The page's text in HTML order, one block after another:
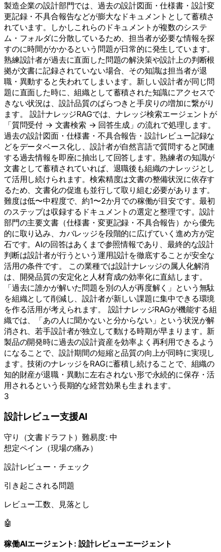
製造企業の設計部門では、過去の設計図面・仕様書・設計変
更記録・不具合報告などが膨大なドキュメントとして蓄積さ
れています。しかしこれらのドキュメントが複数のシステ
ム・フォルダに分散しているため、担当者が必要な情報を探
すのに時間がかかるという問題が日常的に発生しています。
熟練設計者が過去に直面した問題の解決策や設計上の判断根
拠が文書に記録されていない場合、その知識は担当者が退
職・異動すると失われてしまいます。新しい設計者が同じ問
題に直面した時に、組織として蓄積された知識にアクセスで
きない状況は、設計品質のばらつきと手戻りの増加に繋がり
ます。 設計ナレッジRAGでは、ナレッジ検索エージェントが
「質問受付 → 文書検索 → 回答生成」の流れで処理します。
過去の設計図面・仕様書・不具合報告・設計レビュー記録な
どをデータベース化し、設計者が自然言語で質問すると関連
する過去情報を即座に抽出して回答します。熟練者の知識が
文書として蓄積されていれば、退職後も組織のナレッジとし
て活用し続けられます。検索精度は文書の整備状況に依存す
るため、文書化の促進も並行して取り組む必要があります。
難度は低〜中程度で、約1〜2か月での稼働が目安です。最初
のステップは収録するドキュメントの選定と整理です。設計
部門の主要文書（仕様書・変更記録・不具合報告）から優先
的に取り込み、カバレッジを段階的に広げていく進め方が定
石です。AIの回答はあくまで参照情報であり、最終的な設計
判断は設計者が行うという運用設計を徹底することが安全な
活用の条件です。 この業種では設計ナレッジの属人化解消
は、開発品質の安定化と人材育成の効率化に直結します。
「過去に誰かが解いた問題を別の人が再度解く」という無駄
を組織として削減し、設計者が新しい課題に集中できる環境
を作る活用が考えられます。 設計ナレッジRAGが機能する組
織では、「あの人に聞かないと分からない」という状況が解
消され、若手設計者が独立して動ける時期が早まります。新
製品の開発時に過去の設計資産を効率よく再利用できるよう
になることで、設計期間の短縮と品質の向上が同時に実現し
ます。技術のナレッジをRAGに蓄積し続けることで、組織の
知的財産が退職・異動に左右されない形で永続的に保存・活
用されるという長期的な経営効果も生まれます。
3
設計レビュー支援AI
守り （文書ドラフト ）難易度:中
想定ペイン（現場の痛み）
設計レビュー・チェック
引き起こされる問題
レビュー工数、見落とし
🤖
稼働AIエージェント: 設計レビューエージェント